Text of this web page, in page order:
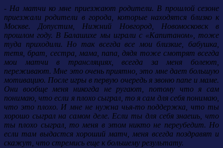
- На матчи ко мне приезжают родители. В прошлой сезоне
приезжали родители в города, которые находятся близко к
Москве. Допустим, Нижний Новгород, Новомосковск в
прошлом году. В Балашихе мы играли с «Капитаном», тоже
туда приходили. Но так всегда все мои близкие, бабушка,
тетя, брат, сестра, мама, папа, дядя тоже смотрят всегда
мои матчи в трансляциях, всегда за меня болеют,
переживают. Мне это очень приятно, это мне дает большую
мотивацию. После игры в первую очередь я звоню папе и маме.
Они вообще меня никогда не ругают, потому что я сам
понимаю, что если я плохо сыграл, то я сам для себя понимаю,
что это плохо. И мне не нужна чья-то поддержка, что ты
хорошо сыграл на самом деле. Если ты для себя знаешь, что
ты плохо сыграл, то меня в этом никто не переубедит. Но
если там выдастся хороший матч, меня всегда поздравят и
скажут, что стремись еще к большему результату.